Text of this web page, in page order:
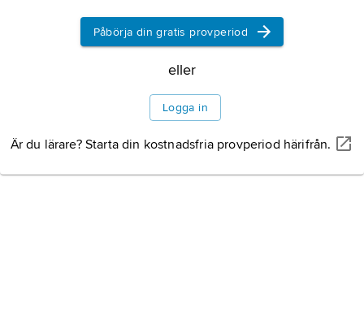
Påbörja din gratis provperiod
eller
Logga in
Är du lärare? Starta din kostnadsfria provperiod härifrån.